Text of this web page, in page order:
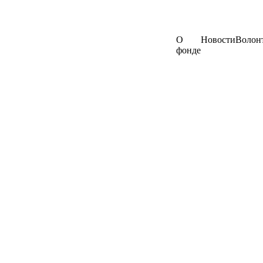
О
фонде
Новости